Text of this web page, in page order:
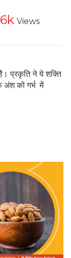
Views
प्रकृति ने ये शक्ति
अंश को गर्भ में